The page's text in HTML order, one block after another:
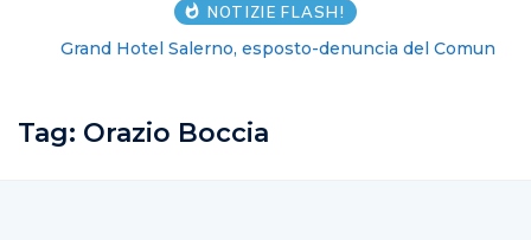
NOTIZIE FLASH!
Grand Hotel Salerno, esposto-denuncia del Comune